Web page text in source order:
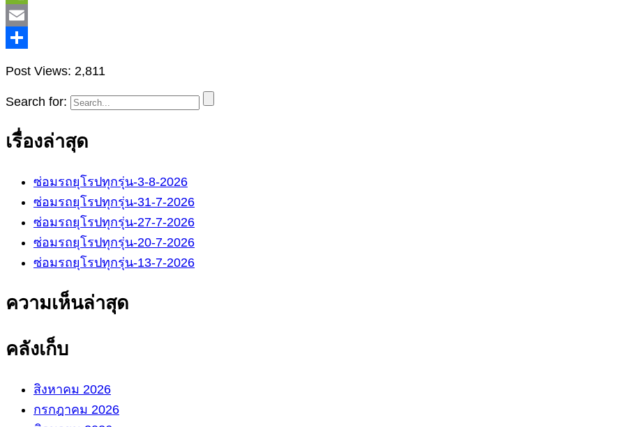
Post Views: 2,811
Search for:
เรื่องล่าสุด
ซ่อมรถยุโรปทุกรุ่น-3-8-2026
ซ่อมรถยุโรปทุกรุ่น-31-7-2026
ซ่อมรถยุโรปทุกรุ่น-27-7-2026
ซ่อมรถยุโรปทุกรุ่น-20-7-2026
ซ่อมรถยุโรปทุกรุ่น-13-7-2026
ความเห็นล่าสุด
คลังเก็บ
สิงหาคม 2026
กรกฎาคม 2026